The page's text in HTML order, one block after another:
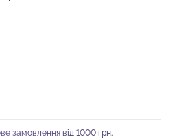
замовлення від 1000 грн.